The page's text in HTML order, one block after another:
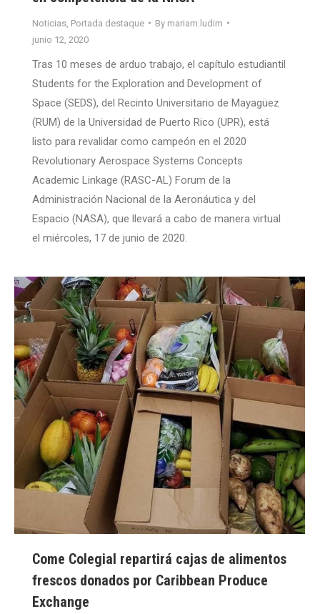
Noticias Portada destaque By mariam.ludim
junio 12, 2020
Tras 10 meses de arduo trabajo, el capítulo estudiantil
Students for the Exploration and Development of
Space (SEDS), del Recinto Universitario de Mayagüez
(RUM) de la Universidad de Puerto Rico (UPR), está
listo para revalidar como campeón en el 2020
Revolutionary Aerospace Systems Concepts
Academic Linkage (RASC-AL) Forum de la
Administración Nacional de la Aeronáutica y del
Espacio (NASA), que llevará a cabo de manera virtual
el miércoles, 17 de junio de 2020.
Come Colegial repartirá cajas de alimentos
frescos donados por Caribbean Produce
Exchange